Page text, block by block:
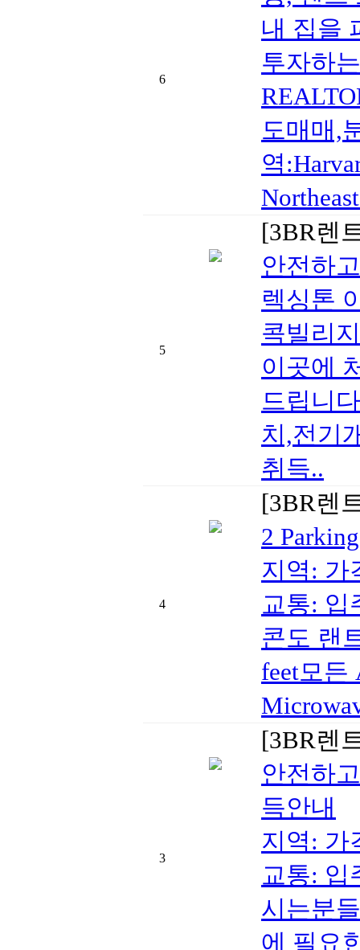
6
내 집을
투자하
도매매,
역
5
[3BR렌
안전하
렉싱톤
콕빌리
이곳에
드립니
치,전기
취득..
4
[3BR렌
2
지역: 가
교통: 입
콘도 랜
feet모든
3
[3BR렌
안전하
득안내
지역: 가
교통: 입
시는분
에 필요